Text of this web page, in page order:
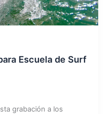
Escuela de Surf
grabación a los